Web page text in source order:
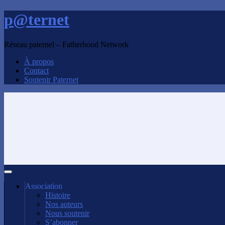
p@ternet
Réseau paternel – Fatherhood Network
À propos
Contact
Soutenir Paternet
Association
Histoire
Nos auteurs
Nous soutenir
S’abonner